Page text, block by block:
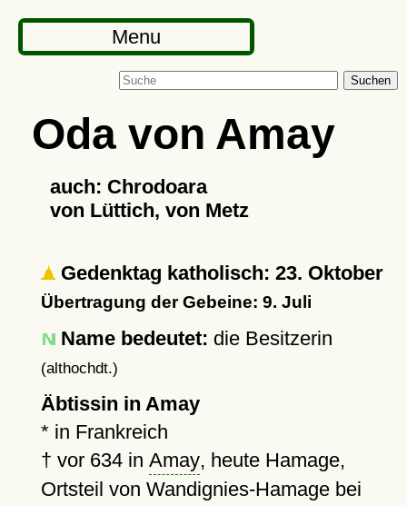
Menu
Suchen
Oda von Amay
auch: Chrodoara
von Lüttich, von Metz
Gedenktag katholisch: 23. Oktober
Übertragung der Gebeine: 9. Juli
Name bedeutet: die Besitzerin
(althochdt.)
Äbtissin in Amay
* in Frankreich
† vor 634in Amay, heute Hamage,
Ortsteil von Wandignies-Hamage bei